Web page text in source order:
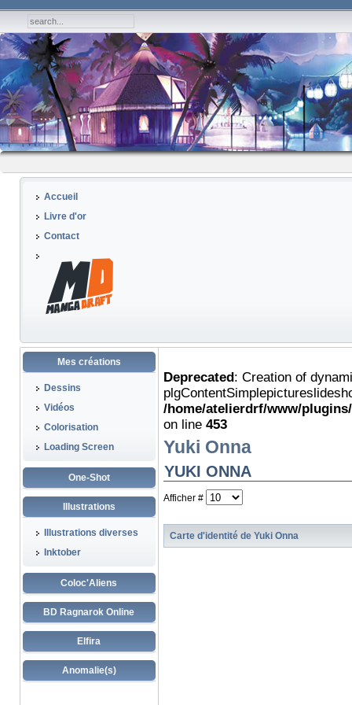
Accueil
Livre d'or
Contact
Mes créations
Dessins
Vidéos
Colorisation
Loading Screen
One-Shot
Illustrations
Illustrations diverses
Inktober
Coloc'Aliens
BD Ragnarok Online
Elfira
Anomalie(s)
Deprecated: Creation of
/home/atelierdrf/www/
on line 453
Yuki Onna
YUKI ONNA
Afficher #
Carte d'identité de Yuki Onna